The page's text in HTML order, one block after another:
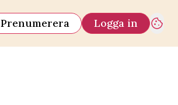
Prenumerera Logga in